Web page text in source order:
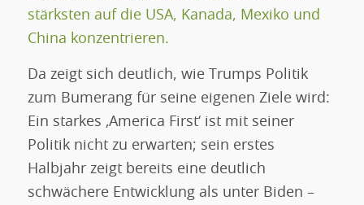
stärksten auf die USA, Kanada, Mexiko und
China konzentrieren.
Da zeigt sich deutlich, wie Trumps Politik
zum Bumerang für seine eigenen Ziele wird:
Ein starkes ‚America First‘ ist mit seiner
Politik nicht zu erwarten; sein erstes
Halbjahr zeigt bereits eine deutlich
schwächere Entwicklung als unter Biden –